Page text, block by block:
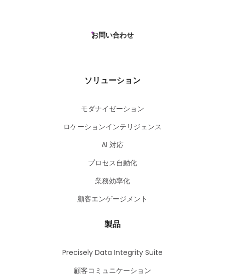
お問い合わせ
ソリューション
モダナイゼーション
ロケーションインテリジェンス
AI 対応
プロセス自動化
業務効率化
顧客エンゲージメント
製品
Precisely Data Integrity Suite
顧客コミュニケーション